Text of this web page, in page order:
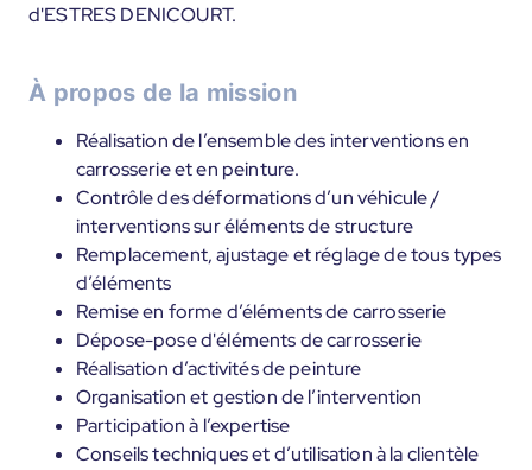
d'ESTRES DENICOURT.
À propos de la mission
Réalisation de l’ensemble des interventions en
carrosserie et en peinture.
Contrôle des déformations d’un véhicule /
interventions sur éléments de structure
Remplacement, ajustage et réglage de tous types
d’éléments
Remise en forme d’éléments de carrosserie
Dépose-pose d'éléments de carrosserie
Réalisation d’activités de peinture
Organisation et gestion de l’intervention
Participation à l’expertise
Conseils techniques et d’utilisation à la clientèle